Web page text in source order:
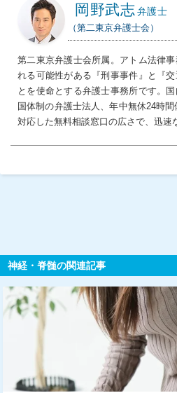
岡野武志弁護士
（第二東京弁護士会）
第二東京弁護士会所属。アトム法律
れる可能性がある『刑事事件』と『
とを使命とする弁護士事務所です。
国体制の弁護士法人、年中無休24時
対応した無料相談窓口の広さで、迅速
神経・脊髄の関連記事